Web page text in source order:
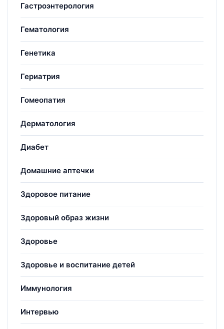
Гастроэнтерология
Гематология
Генетика
Гериатрия
Гомеопатия
Дерматология
Диабет
Домашние аптечки
Здоровое питание
Здоровый образ жизни
Здоровье
Здоровье и воспитание детей
Иммунология
Интервью